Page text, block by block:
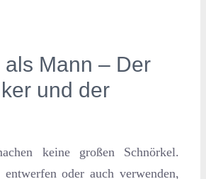
als Mann – Der
und der
keine großen Schnörkel.
oder auch verwenden,